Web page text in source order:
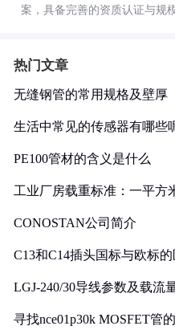
案，具备完善的资质认证与规
热门文章
无缝钢管的常用规格及壁厚
生活中常见的传感器有哪些
PE100管材的含义是什么
工业厂房载重标准：一平方
CONOSTAN公司简介
C13和C14插头国标与欧标
LGJ-240/30导线参数及载流
寻找nce01p30k MOSFET管